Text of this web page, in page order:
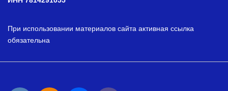
При использовании материалов сайта активная ссылка
обязательна